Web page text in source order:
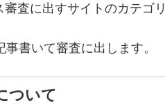
審査に出すサイトのカテゴ
事書いて審査に出します。
ついて